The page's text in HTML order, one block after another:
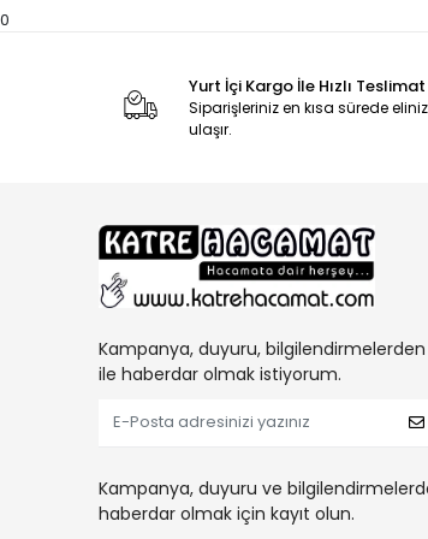
0
Yurt İçi Kargo İle Hızlı Teslimat
Siparişleriniz en kısa sürede
ulaşır.
Kampanya, duyuru,
ile haberdar olmak istiyorum.
Kampanya, duyuru ve
haberdar olmak için kayıt olun.